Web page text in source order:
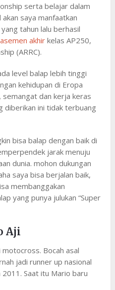
serta belajar dalam
saya manfaatkan
tahun lalu berhasil
akhirkelas AP250,
(ARRC).
level balap lebih tinggi
kehidupan di Eropa
dan kerja keras
diberikan ini tidak terbuang
bisa balap dengan baik di
jarak menuju
dunia. mohon dukungan
saya bisa berjalan baik,
membanggakan
yang punya julukan “Super
Aji
Bocah asal
jadi runner up nasional
Saat itu Mario baru